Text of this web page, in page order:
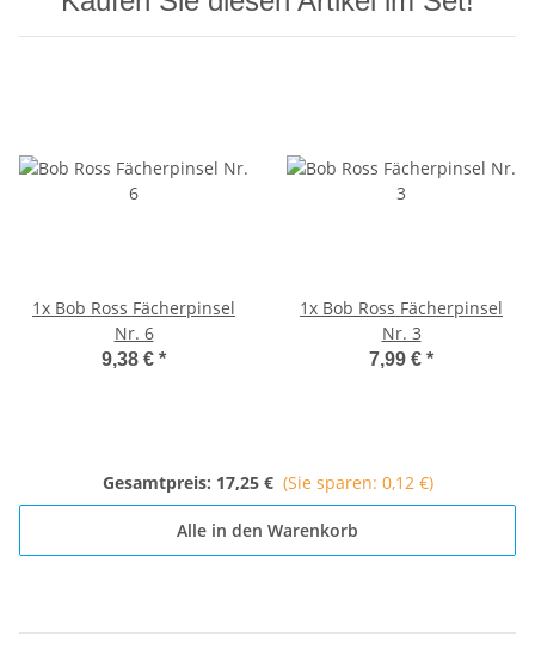
1x Bob Ross Fächerpinsel
Nr. 6
9,38 € *
1x Bob Ross Fächerpinsel
Nr. 3
7,99 € *
Gesamtpreis: 17,25 € (Sie sparen: 0,12 €)
Alle in den Warenkorb